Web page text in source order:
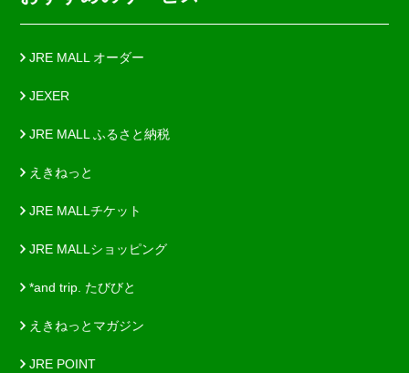
JRE MALL オーダー
JEXER
JRE MALL ふるさと納税
えきねっと
JRE MALLチケット
JRE MALLショッピング
*and trip. たびびと
えきねっとマガジン
JRE POINT